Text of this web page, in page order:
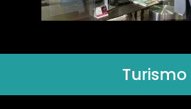
Turismo